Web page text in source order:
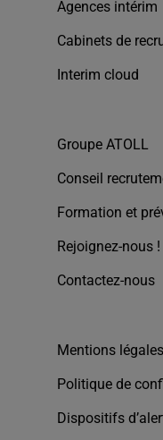
Agences intérim
Cabinets de
Interim cloud
Groupe ATOLL
Conseil
Formation et
Rejoignez-nous !
Contactez-nous
Mentions légales
Politique de
Dispositifs